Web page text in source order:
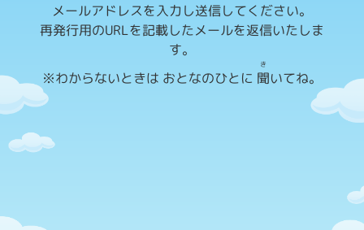
メールアドレスを入力し送信してください。
再発行用のURLを記載したメールを返信いたしま
す。
※わからないときは おとなのひとに 聞
き
いてね。